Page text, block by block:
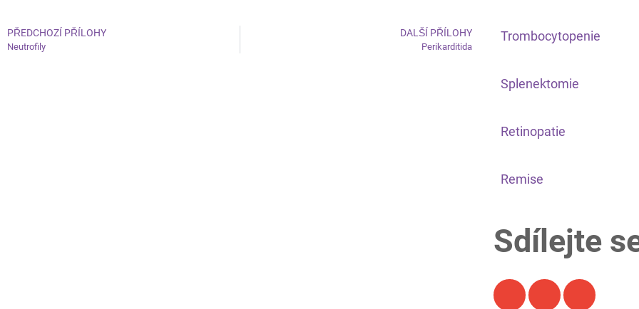
PŘEDCHOZÍ PŘÍLOHY
Neutrofily
DALŠÍ PŘÍLOHY
Perikarditida
Trombocytopenie
Splenektomie
Retinopatie
Remise
Sdílejte